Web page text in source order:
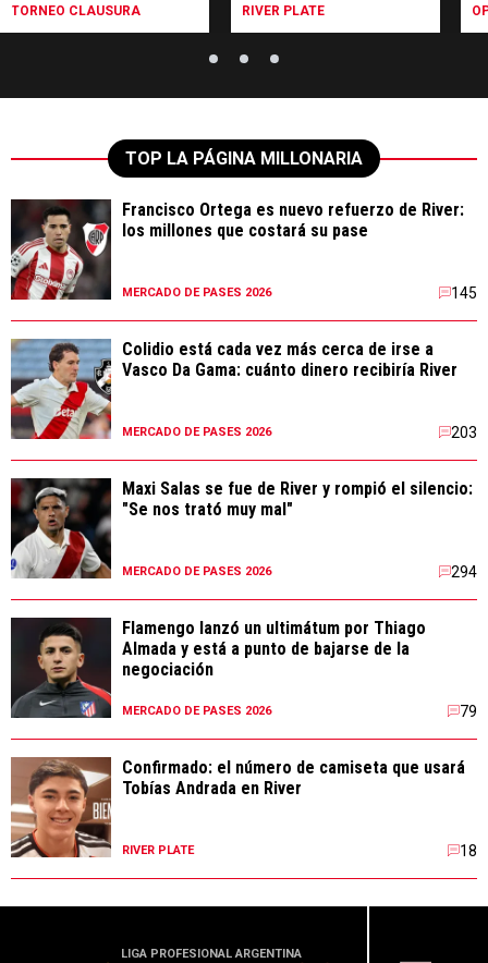
TORNEO CLAUSURA RIVER PLATE
TOP LA PÁGINA MILLONARIA
Francisco Ortega es nuevo refuerzo de River:
los millones que costará su pase
MERCADO DE PASES 2026 145
Colidio está cada vez más cerca de irse a
Vasco Da Gama: cuánto dinero recibiría River
MERCADO DE PASES 2026 203
Maxi Salas se fue de River y rompió el silencio:
"Se nos trató muy mal"
MERCADO DE PASES 2026 294
Flamengo lanzó un ultimátum por Thiago
Almada y está a punto de bajarse de la
negociación
MERCADO DE PASES 2026 79
Confirmado: el número de camiseta que usará
Tobías Andrada en River
RIVER PLATE 18
LIGA PROFESIONAL ARGENTINA